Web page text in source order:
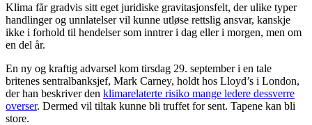
Klima får gradvis sitt eget juridiske gravitasjonsfelt, der ulike typer
handlinger og unnlatelser vil kunne utløse rettslig ansvar, kanskje
ikke i forhold til hendelser som inntrer i dag eller i morgen, men om
en del år.
En ny og kraftig advarsel kom tirsdag 29. september i en tale
britenes sentralbanksjef, Mark Carney, holdt hos Lloyd’s i London,
der han beskriver den klimarelaterte risiko mange ledere dessverre
overser. Dermed vil tiltak kunne bli truffet for sent. Tapene kan bli
store.